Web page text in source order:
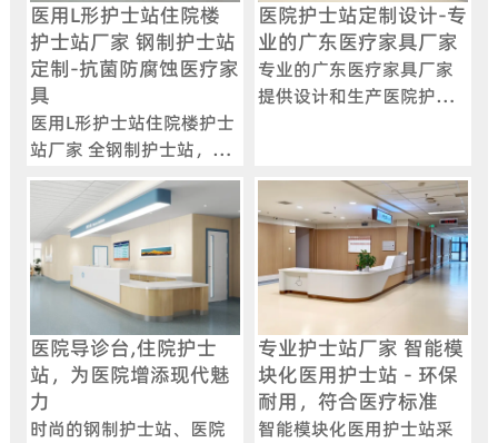
医用L形护士站住院楼
护士站厂家 钢制护士站
定制-抗菌防腐蚀医疗家
具
医用L形护士站住院楼护士
站厂家 全钢制护士站，采
用酸洗磷化工艺，防锈耐
磨，支持模块化组合与智
能化功能扩展。
医院护士站定制设计-专
业的广东医疗家具厂家
专业的广东医疗家具厂家
提供设计和生产医院护士
提供弧形、U型等多样化设
计，支持定制化服务。
医院导诊台,住院护士
站，为医院增添现代魅
力
时尚的钢制护士站、医院
专业护士站厂家 智能模
块化医用护士站 - 环保
耐用，符合医疗标准
智能模块化医用护士站采